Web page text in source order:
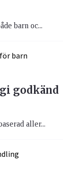
barn oc...
godkänd
aller...